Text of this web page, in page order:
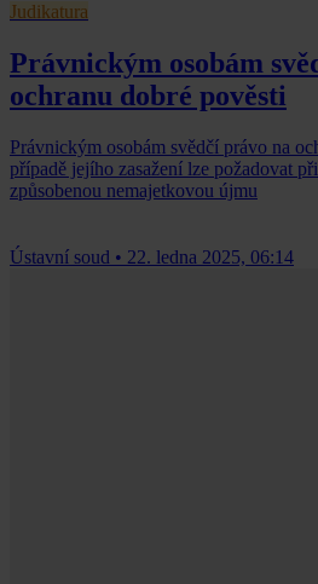
Judikatura
Právnickým osobám
ochranu dobré pověsti
Právnickým osobám svědčí právo na
případě jejího zasažení lze požadovat
způsobenou nemajetkovou újmu
Ústavní soud • 22. ledna 2025, 06:14